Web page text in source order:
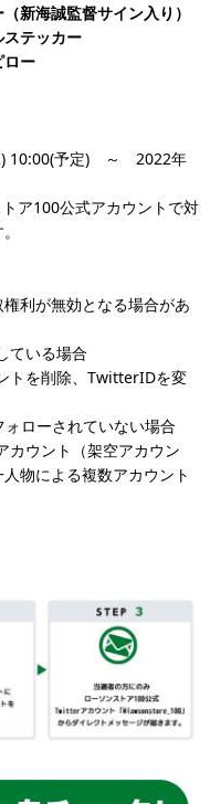
新海誠監督サイン入り）
テッカー
ロー
) 10:00(予定) ～ 2022年
ア100公式アカウントで対
利が無効となる場合があ
ている場合
トを削除、TwitterIDを変
ローされていない場合
カウント（架空アカウン
物による複数アカウント